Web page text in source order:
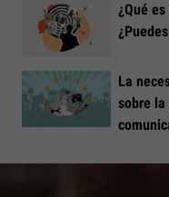
¿Qué
La
sobre la